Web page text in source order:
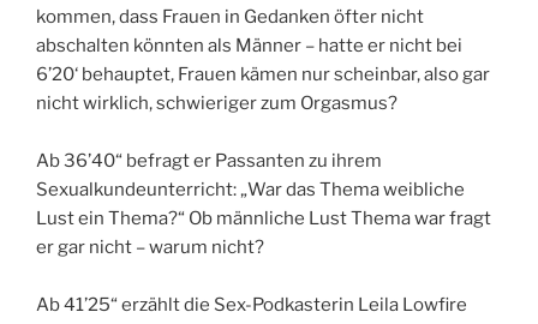
kommen, dass Frauen in Gedanken öfter nicht
abschalten könnten als Männer – hatte er nicht bei
6’20‘ behauptet, Frauen kämen nur scheinbar, also gar
nicht wirklich, schwieriger zum Orgasmus?
Ab 36’40“ befragt er Passanten zu ihrem
Sexualkundeunterricht: „War das Thema weibliche
Lust ein Thema?“ Ob männliche Lust Thema war fragt
er gar nicht – warum nicht?
Ab 41’25“ erzählt die Sex-Podkasterin Leila Lowfire